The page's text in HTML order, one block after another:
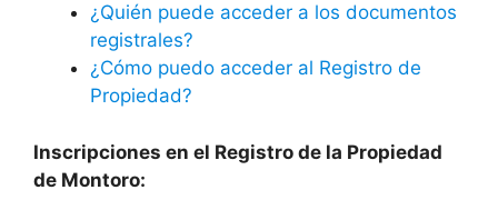
¿Quién puede acceder a los documentos
registrales?
¿Cómo puedo acceder al Registro de
Propiedad?
Inscripciones en el Registro de la Propiedad
de Montoro: